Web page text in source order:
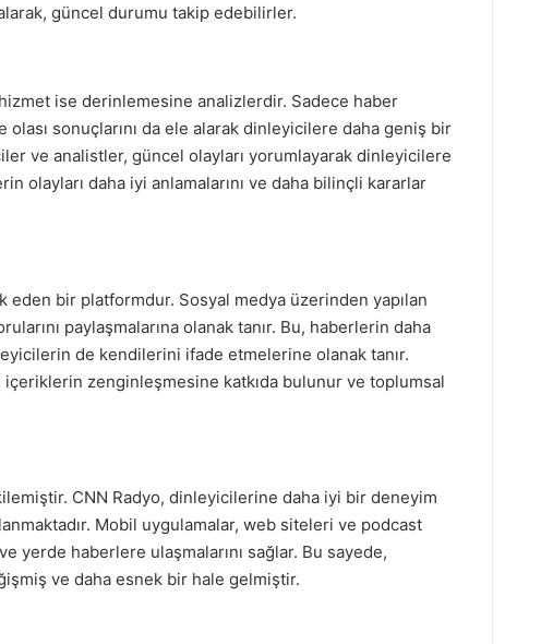
güncel durumu takip edebilirler.
ise derinlemesine analizlerdir. Sadece haber
olası sonuçlarını da ele alarak dinleyicilere daha geniş bir
ve analistler, güncel olayları yorumlayarak dinleyicilere
olayları daha iyi anlamalarını ve daha bilinçli kararlar
eden bir platformdur. Sosyal medya üzerinden yapılan
paylaşmalarına olanak tanır. Bu, haberlerin daha
de kendilerini ifade etmelerine olanak tanır.
içeriklerin zenginleşmesine katkıda bulunur ve toplumsal
CNN Radyo, dinleyicilerine daha iyi bir deneyim
Mobil uygulamalar, web siteleri ve podcast
haberlere ulaşmalarını sağlar. Bu sayede,
ve daha esnek bir hale gelmiştir.